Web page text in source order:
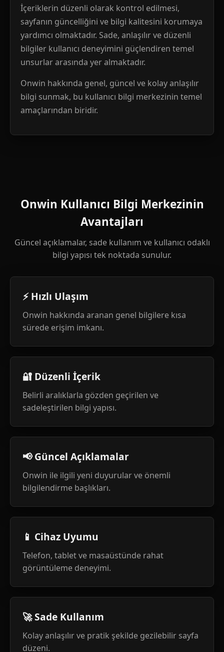
İçeriklerin düzenli olarak kontrol edilmesi,
sayfanın güncelliğini ve bilgi kalitesini korumaya
yardımcı olmaktadır. Sade, anlaşılır ve düzenli
bilgiler kullanıcı deneyimini güçlendiren temel
unsurlar arasında yer almaktadır.
Onwin hakkında genel, güncel ve kolay anlaşılır
bilgi sunmak, bu kullanıcı bilgi merkezinin temel
amaçlarından biridir.
Onwin Kullanıcı Bilgi Merkezinin
Avantajları
Güncel açıklamalar, sade kullanım ve kullanıcı odaklı
bilgi yapısı tek noktada sunulur.
⚡ Hızlı Ulaşım
Onwin hakkında aranan genel bilgilere kısa
sürede erişim imkanı.
🔐 Düzenli İçerik
Belirli aralıklarla gözden geçirilen ve
sadeleştirilen bilgi yapısı.
📢 Güncel Açıklamalar
Onwin ile ilgili yeni duyurular ve önemli
bilgilendirme başlıkları.
📱 Cihaz Uyumu
Telefon, tablet ve masaüstünde rahat
görüntüleme deneyimi.
🚀 Sade Kullanım
Kolay anlaşılır ve pratik şekilde gezilebilir sayfa
düzeni.